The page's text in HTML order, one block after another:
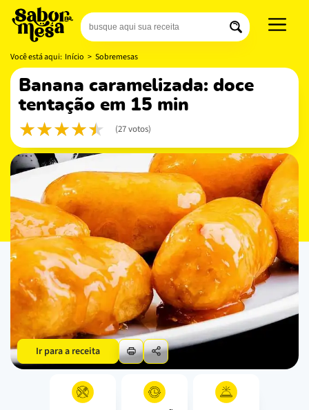
Você está aqui: Início > Sobremesas
banana caramelizada: doce
tentação em 15 min
(27 votos)
Ir para a receita